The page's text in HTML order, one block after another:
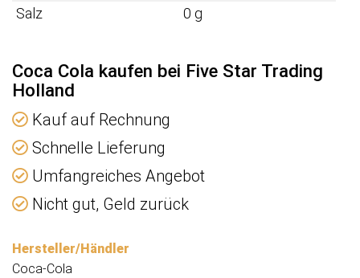
Salz
0 g
Coca Cola kaufen bei Five Star Trading
Holland
Kauf auf Rechnung
Schnelle Lieferung
Umfangreiches Angebot
Nicht gut, Geld zurück
Hersteller/Händler
Coca-Cola